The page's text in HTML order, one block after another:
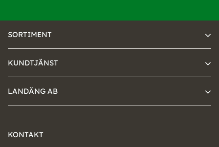
SORTIMENT
KUNDTJÄNST
LANDÄNG AB
KONTAKT